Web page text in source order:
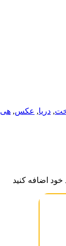
, دریا, عکس, هی HEYE
اضافه کنید